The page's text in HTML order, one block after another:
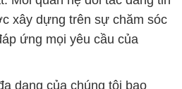
sự hài lòng tối đa cho đối
Ngành Xử Lý Nước, chúng
sáng suốt cho các doanh